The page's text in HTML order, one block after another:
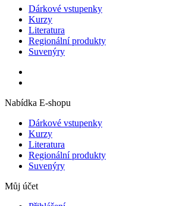
Dárkové vstupenky
Kurzy
Literatura
Regionální produkty
Suvenýry
Nabídka E-shopu
Dárkové vstupenky
Kurzy
Literatura
Regionální produkty
Suvenýry
Můj účet